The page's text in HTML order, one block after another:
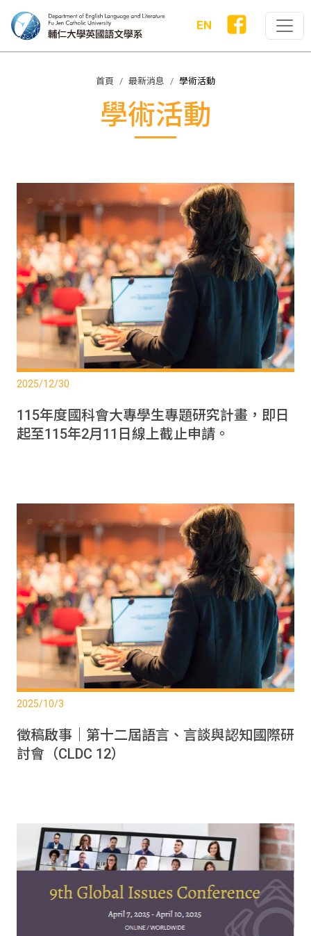
EN
首頁 最新消息 學術活動
學術活動
2025/12/30
115年度國科會大專學生專題研究計畫，即日
起至115年2月11日線上截止申請。
2025/10/3
徵稿啟事｜第十二屆語言、言談與認知國際研
討會（CLDC 12）